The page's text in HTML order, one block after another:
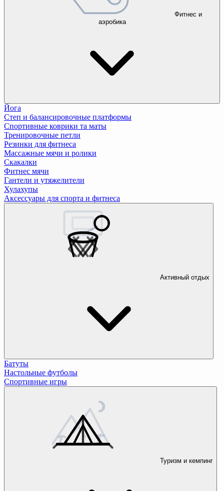
Фитнес и
аэробика
Йога
Степ и балансировочные платформы
Спортивные коврики та маты
Тренировочные петли
Резинки для фитнеса
Массажные мячи и ролики
Скакалки
Фитнес мячи
Гантели и утяжелители
Хулахупы
Аксессуары для спорта и фитнеса
Активный отдых
Батуты
Настольные футболы
Спортивные игры
Туризм и кемпинг